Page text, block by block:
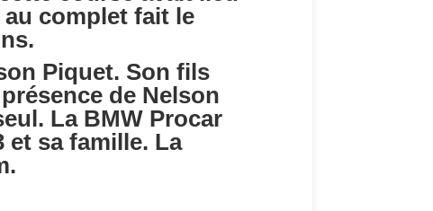
complet fait le
Piquet. Son fils
de Nelson
La BMW Procar
et sa famille. La